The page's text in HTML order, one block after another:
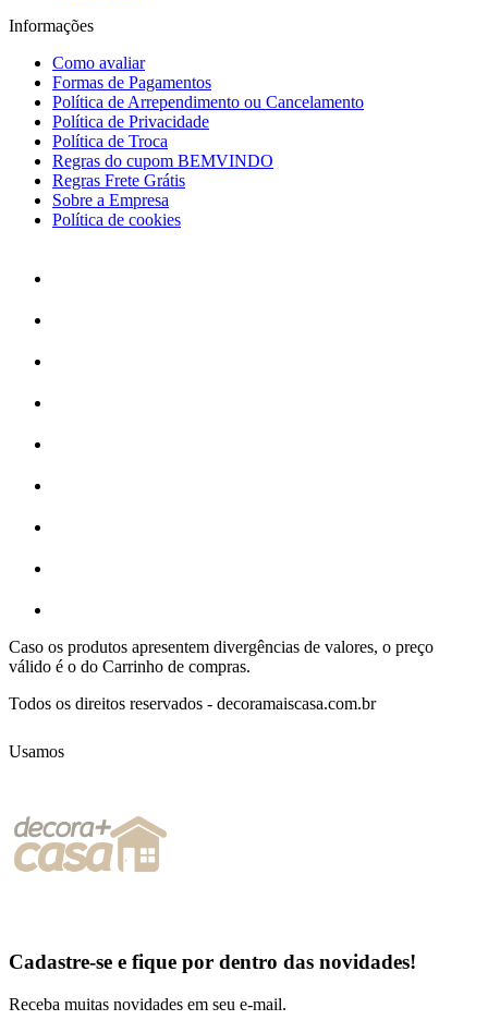
Informações
Como avaliar
Formas de Pagamentos
Política de Arrependimento ou Cancelamento
Política de Privacidade
Política de Troca
Regras do cupom BEMVINDO
Regras Frete Grátis
Sobre a Empresa
Política de cookies
Caso os produtos apresentem divergências de valores, o preço
válido é o do Carrinho de compras.
Todos os direitos reservados - decoramaiscasa.com.br
Usamos
Cadastre-se e fique por dentro das novidades!
Receba muitas novidades em seu e-mail.